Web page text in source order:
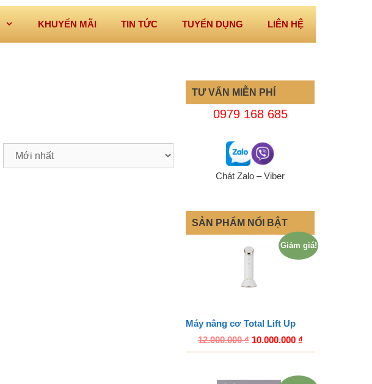
KHUYẾN MÃI TIN TỨC TUYỂN DỤNG LIÊN HỆ
TƯ VẤN MIỄN PHÍ
0979 168 685
Chát Zalo – Viber
SẢN PHẨM NỔI BẬT
Giảm giá!
Máy nâng cơ Total Lift Up
12.000.000₫ 10.000.000 ₫